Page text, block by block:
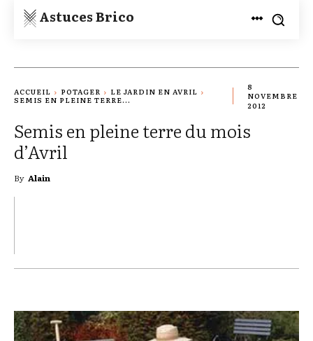
Astuces Brico
ACCUEIL POTAGER
LE JARDIN EN AVRIL
SEMIS EN PLEINE TERRE...
8
NOVEMBRE
2012
Semis en pleine terre du mois
d’Avril
By Alain